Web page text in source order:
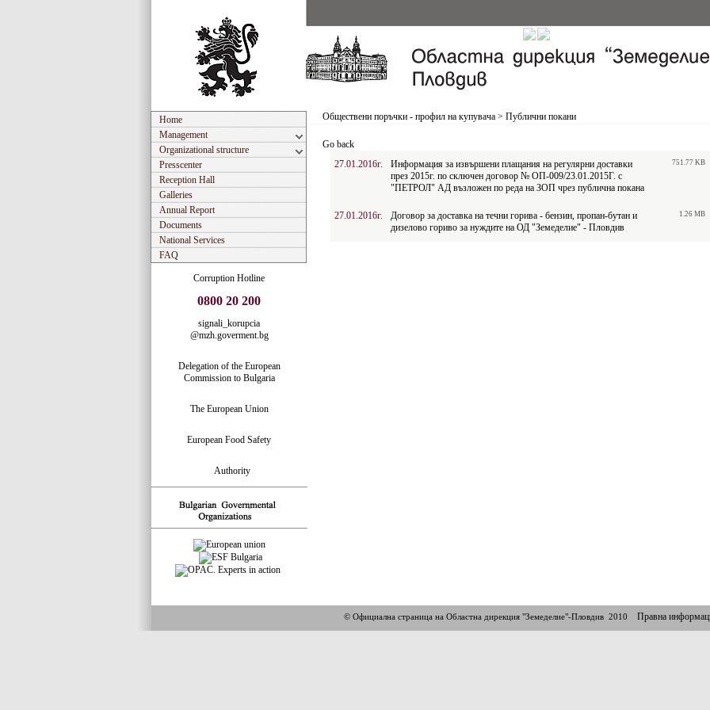
Home
Management
Organizational structure
Presscenter
Reception Hall
Galleries
Annual Report
Documents
National Services
FAQ
Corruption Hotline
0800 20 200
signali_korupcia
@mzh.goverment.bg
Delegation of the European
Commission to Bulgaria
The European Union
European Food Safety
Authority
Обществени поръчки - профил на купувача > Публични покани
Go back
27.01.2016г.
Информация за извършени плащания на регулярни доставки
през 2015г. по сключен договор № ОП-009/23.01.2015Г. с
"ПЕТРОЛ" АД възложен по реда на ЗОП чрез публична покана
751.77 KB
27.01.2016г.
Договор за доставка на течни горива - бензин, пропан-бутан и
дизелово гориво за нуждите на ОД "Земеделие" - Пловдив
1.26 MB
© Официална страница на Областна дирекция "Земеделие"-Пловдив 2010 Правна